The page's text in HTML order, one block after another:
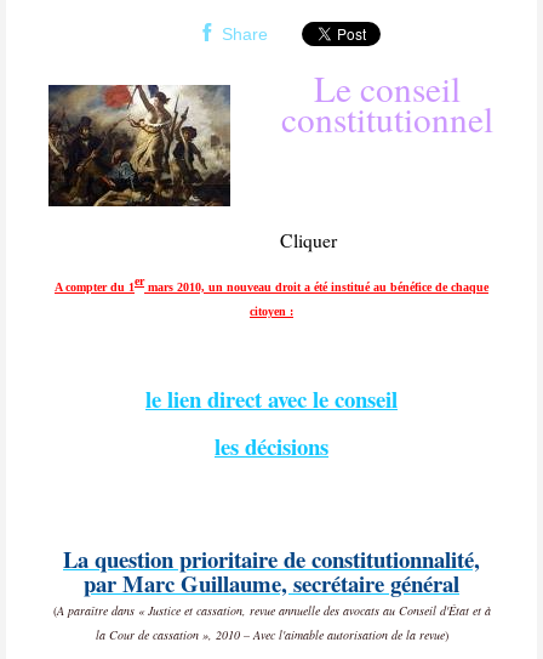
Share
Le conseil
constitutionnel
Cliquer
A compter du 1er mars 2010, un nouveau droit a été institué au bénéfice de chaque
citoyen :
le lien direct avec le conseil
les décisions
La question prioritaire de constitutionnalité,
par Marc Guillaume, secrétaire général
(A paraître dans « Justice et cassation, revue annuelle des avocats au Conseil d'État et à
la Cour de cassation », 2010 – Avec l'aimable autorisation de la revue)